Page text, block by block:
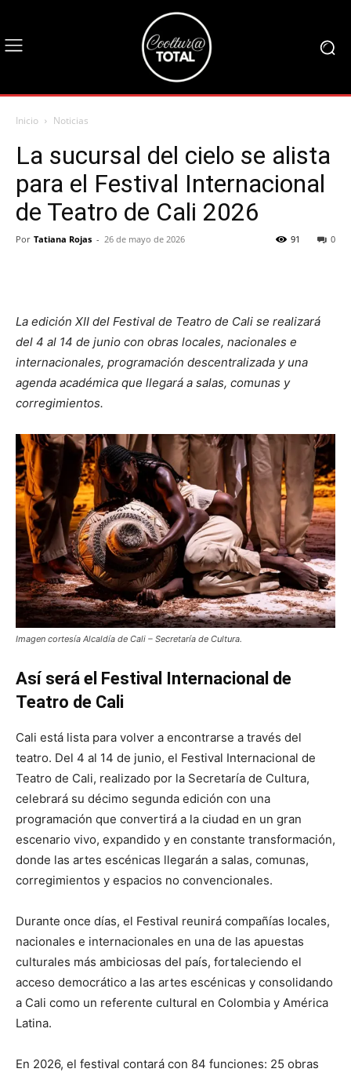
Inicio Noticias
La sucursal del cielo se alista
para el Festival Internacional
de Teatro de Cali 2026
Por Tatiana Rojas - 26 de mayo de 2026 0
91
La edición XII del Festival de Teatro de Cali se realizará
del 4 al 14 de junio con obras locales, nacionales e
internacionales, programación descentralizada y una
agenda académica que llegará a salas, comunas y
corregimientos.
Imagen cortesía Alcaldía de Cali – Secretaría de Cultura.
Así será el Festival Internacional de
Teatro de Cali
Cali está lista para volver a encontrarse a través del
teatro. Del 4 al 14 de junio, el Festival Internacional de
Teatro de Cali, realizado por la Secretaría de Cultura,
celebrará su décimo segunda edición con una
programación que convertirá a la ciudad en un gran
escenario vivo, expandido y en constante transformación,
donde las artes escénicas llegarán a salas, comunas,
corregimientos y espacios no convencionales.
Durante once días, el Festival reunirá compañías locales,
nacionales e internacionales en una de las apuestas
culturales más ambiciosas del país, fortaleciendo el
acceso democrático a las artes escénicas y consolidando
a Cali como un referente cultural en Colombia y América
Latina.
En 2026, el festival contará con 84 funciones: 25 obras